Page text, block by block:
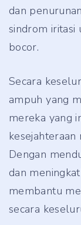
dan
sindrom iritasi
bocor.
Secara
ampuh yang
mereka yang
kesejahteraan
Dengan
dan
membantu
secara